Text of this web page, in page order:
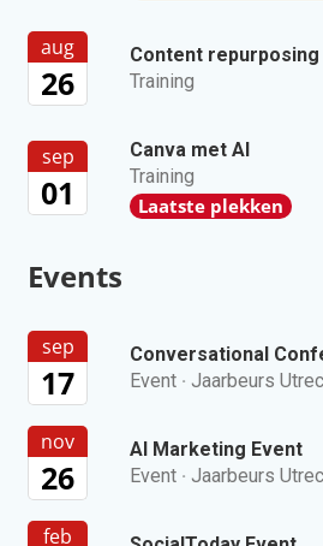
aug
26
Content repurposing
Training
sep
01
Canva met AI
Training
Laatste plekken
Events
sep
17
Conversational
Event · Jaarbeurs
nov
26
AI Marketing Event
Event · Jaarbeurs
feb